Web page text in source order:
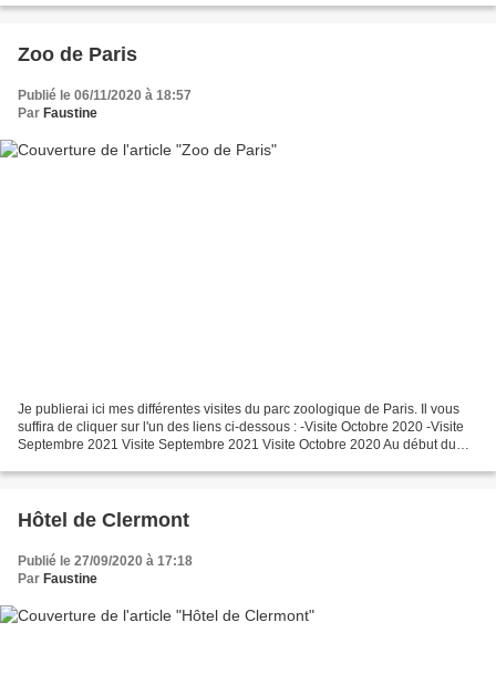
Zoo de Paris
Publié le 06/11/2020 à 18:57
Par Faustine
Je publierai ici mes différentes visites du parc zoologique de Paris. Il vous
suffira de cliquer sur l'un des liens ci-dessous : -Visite Octobre 2020 -Visite
Septembre 2021 Visite Septembre 2021 Visite Octobre 2020 Au début du
Hôtel de Clermont
Publié le 27/09/2020 à 17:18
Par Faustine